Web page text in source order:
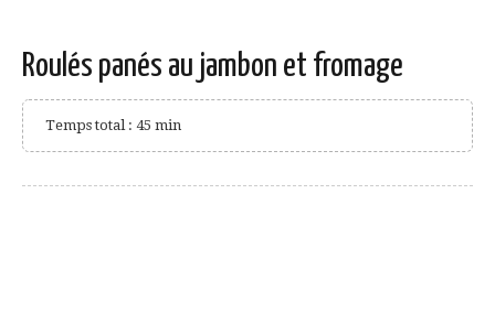
Roulés panés au jambon et fromage
Temps total : 45 min